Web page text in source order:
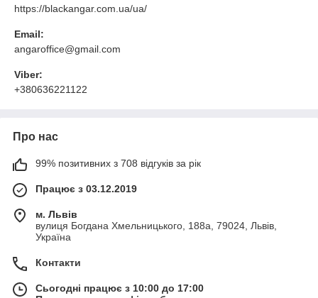
https://blackangar.com.ua/ua/
Email:
angaroffice@gmail.com
Viber:
+380636221122
Про нас
99% позитивних з 708 відгуків за рік
Працює з 03.12.2019
м. Львів
вулиця Богдана Хмельницького, 188а, 79024, Львів,
Україна
Контакти
Сьогодні працює з 10:00 до 17:00